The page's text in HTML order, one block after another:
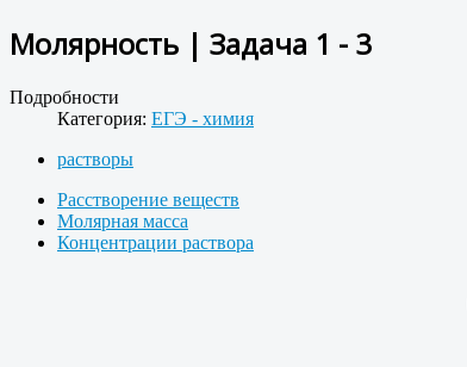
Молярность | Задача 1 - 3
Подробности
Категория: ЕГЭ - химия
растворы
Расстворение веществ
Молярная масса
Концентрации раствора